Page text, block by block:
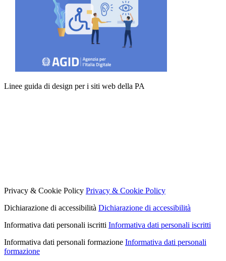
Linee guida di design per i siti web della PA
Privacy & Cookie Policy Privacy & Cookie Policy
Dichiarazione di accessibilità Dichiarazione di accessibilità
Informativa dati personali iscritti Informativa dati personali iscritti
Informativa dati personali formazione Informativa dati personali
formazione